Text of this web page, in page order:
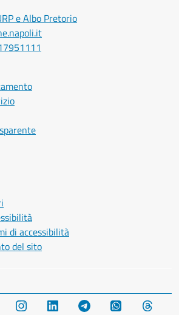
e Albo Pretorio
di accessibilità
del sito
YouTube Instagram LinkedIn Telegram WhatsApp